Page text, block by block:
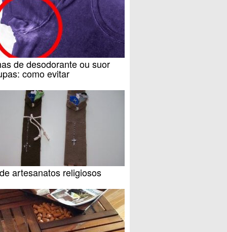
de desodorante ou suor
como evitar
artesanatos religiosos